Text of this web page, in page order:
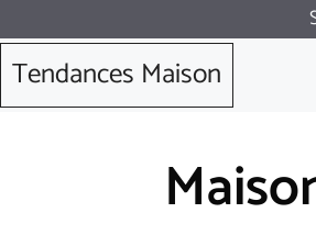
au
contenu
Tendances Maison